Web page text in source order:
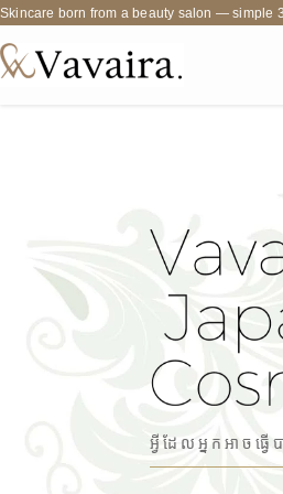
Skincare born from a beauty salon — simple
អ្វីដែលអ្នកអាចធ្វ